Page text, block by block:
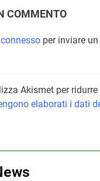
COMMENTO
connesso per inviare
Akismet per
elaborati i dati